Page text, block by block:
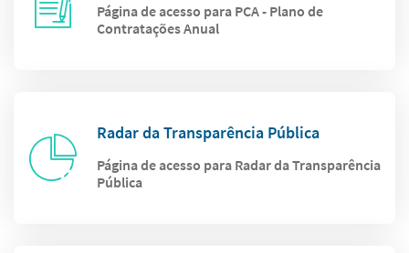
Página de acesso para PCA - Plano de
Contratações Anual
Radar da Transparência Pública
Página de acesso para Radar da Transparência
Pública